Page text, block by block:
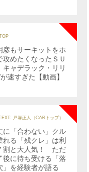
彦もサーキットをホ
攻めたくなったＳＵ
ャデラック・リリ
速すぎた【動画】
戸塚正人（CARトップ）
に「合わない」クル
れる「残クレ」は利
割と大人気！ ただ
後に待ち受ける「落
」を経験者が語る